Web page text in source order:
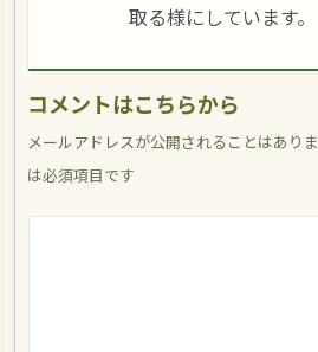
取る様にしています。
コメントはこちらから
メールアドレスが公開されることはありま
は必須項目です